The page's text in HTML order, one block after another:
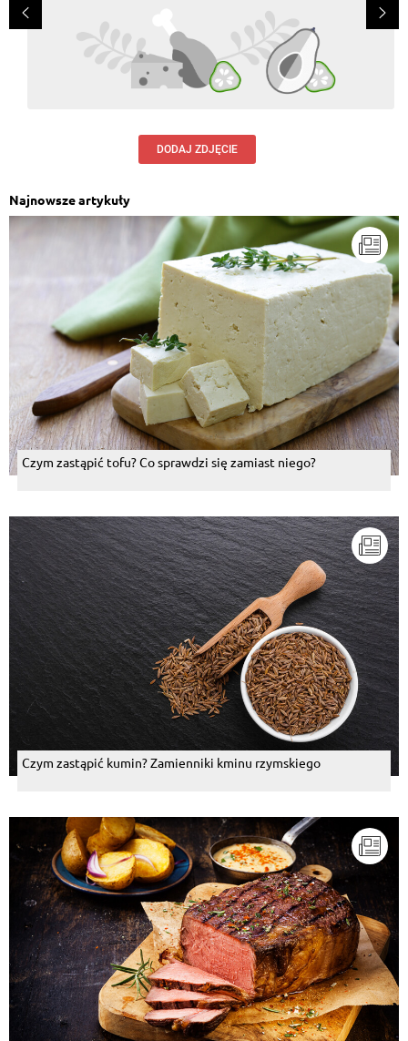
DODAJ ZDJĘCIE
Najnowsze artykuły
Czym zastąpić tofu? Co sprawdzi się zamiast niego?
Czym zastąpić kumin? Zamienniki kminu rzymskiego